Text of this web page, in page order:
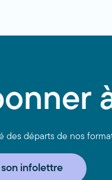
des départs de nos
infolettre